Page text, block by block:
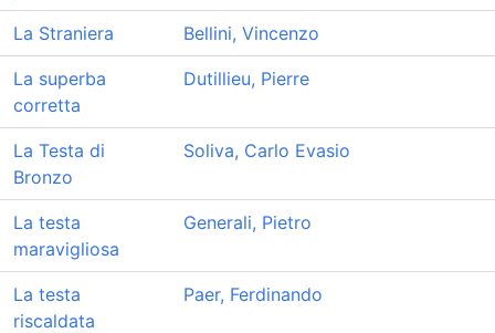
La Straniera Bellini, Vincenzo
La superba
corretta
Dutillieu, Pierre
La Testa di
Bronzo
Soliva, Carlo Evasio
La testa
maravigliosa
Generali, Pietro
La testa
riscaldata
Paer, Ferdinando